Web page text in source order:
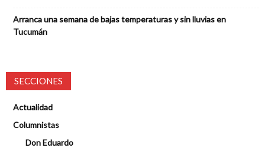
Arranca una semana de bajas temperaturas y sin lluvias en
Tucumán
SECCIONES
Actualidad
Columnistas
Don Eduardo